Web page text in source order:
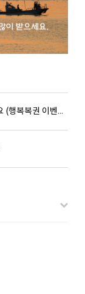
[EVENT] 행복한 구정연휴 보내셔요 (행복복권 이벤트)